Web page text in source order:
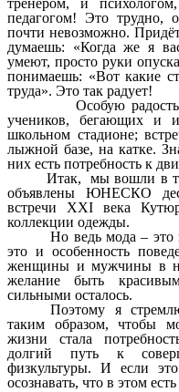
тренером, и
педагогом! Это трудно,
почти невозможно.
думаешь: «Когда же я
умеют, просто руки
понимаешь: «Вот какие
труда». Это так радует!
Особую радость я
учеников, бегающих и
школьном стадионе;
лыжной базе, на катке.
них есть потребность к
Итак, мы вошли в
объявлены ЮНЕСКО
встречи XXI века
коллекции одежды.
Но ведь мода –
это и особенность
женщины и мужчины в
желание быть
сильными осталось.
Поэтому я
таким образом, чтобы
жизни стала
долгий путь к
физкультуры. И если
осознавать, что в этом